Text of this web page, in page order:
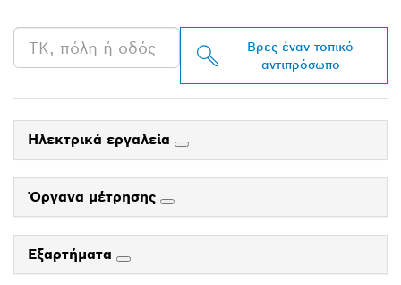
Βρες έναν τοπικό
αντιπρόσωπο
Ηλεκτρικά εργαλεία
Όργανα μέτρησης
Εξαρτήματα